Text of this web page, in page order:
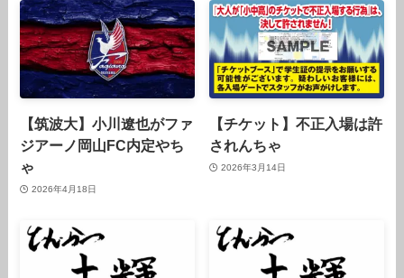
【筑波大】小川遼也がファ
ジアーノ岡山FC内定やち
ゃ
2026年4月18日
【チケット】不正入場は許
されんちゃ
2026年3月14日